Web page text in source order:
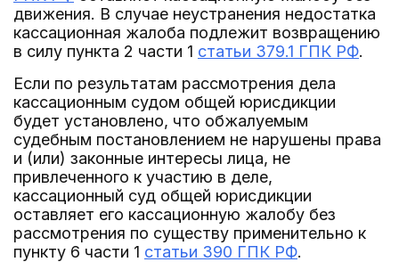
движения. В случае неустранения недостатка
кассационная жалоба подлежит возвращению
в силу пункта 2 части 1 статьи 379.1 ГПК РФ.
Если по результатам рассмотрения дела
кассационным судом общей юрисдикции
будет установлено, что обжалуемым
судебным постановлением не нарушены права
и (или) законные интересы лица, не
привлеченного к участию в деле,
кассационный суд общей юрисдикции
оставляет его кассационную жалобу без
рассмотрения по существу применительно к
пункту 6 части 1 статьи 390 ГПК РФ.